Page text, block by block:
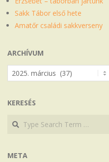
Sakk Tábor első hete
Amatőr családi sakkverseny
ARCHÍVUM
Archívum
KERESÉS
Search
Search
META